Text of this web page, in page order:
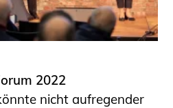
2022
nicht aufregender